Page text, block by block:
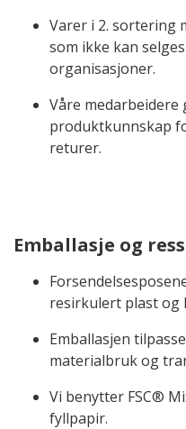
Varer i 2. sortering
som ikke kan
organisasjoner.
Våre medarbeidere
produktkunnskap
returer.
Emballasje og
resirkulert plast og
Emballasjen
materialbruk og
Vi benytter FSC®
fyllpapir.